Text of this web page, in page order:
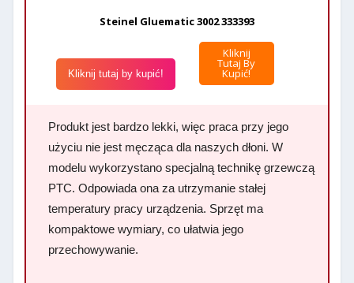
Steinel Gluematic 3002 333393
Kliknij tutaj by kupić!
Kliknij
Tutaj By
Kupić!
Produkt jest bardzo lekki, więc praca przy jego
użyciu nie jest męcząca dla naszych dłoni. W
modelu wykorzystano specjalną technikę grzewczą
PTC. Odpowiada ona za utrzymanie stałej
temperatury pracy urządzenia. Sprzęt ma
kompaktowe wymiary, co ułatwia jego
przechowywanie.